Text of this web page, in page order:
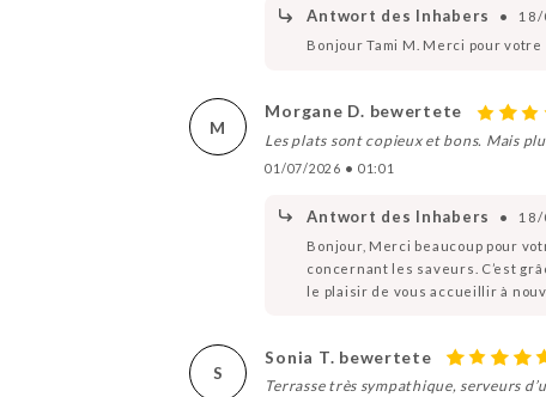
Antwort des Inhabers •
18/
Bonjour Tami M. Merci pour
M
Morgane D. bewertete
Les plats sont copieux et bons. Mais
01/07/2026 • 01:01
Antwort des Inhabers •
18/
Bonjour, Merci beaucoup pour
concernant les saveurs. C’est
le plaisir de vous accueillir à
S
Sonia T. bewertete
Terrasse très sympathique, serveurs